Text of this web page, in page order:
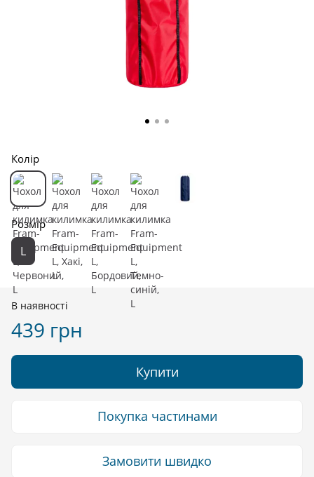
Колір
Розмір
L
В наявності
439 грн
Купити
Покупка частинами
Замовити швидко